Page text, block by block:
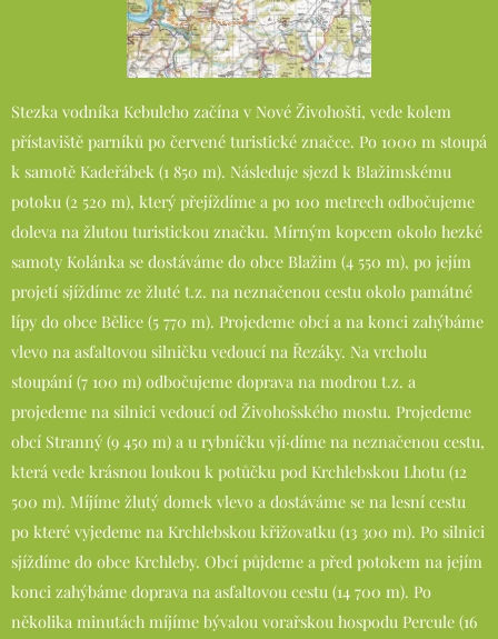
Stezka vodníka Kebuleho začína v Nové Živohošti, vede kolem
přístaviště parníků po červené turistické značce. Po 1000 m stoupá
k samotě Kadeřábek (1 850 m). Následuje sjezd k Blažimskému
potoku (2 520 m), který přejíždíme a po 100 metrech odbočujeme
doleva na žlutou turistickou značku. Mírným kopcem okolo hezké
samoty Kolánka se dostáváme do obce Blažim (4 550 m), po jejím
projetí sjíždíme ze žluté t.z. na neznačenou cestu okolo památné
lípy do obce Bělice (5 770 m). Projedeme obcí a na konci zahýbáme
vlevo na asfaltovou silničku vedoucí na Řezáky. Na vrcholu
stoupání (7 100 m) odbočujeme doprava na modrou t.z. a
projedeme na silnici vedoucí od Živohošského mostu. Projedeme
obcí Stranný (9 450 m) a u rybníčku vjí·díme na neznačenou cestu,
která vede krásnou loukou k potůčku pod Krchlebskou Lhotu (12
500 m). Míjíme žlutý domek vlevo a dostáváme se na lesní cestu
po které vyjedeme na Krchlebskou křižovatku (13 300 m). Po silnici
sjíždíme do obce Krchleby. Obcí půjdeme a před potokem na jejím
konci zahýbáme doprava na asfaltovou cestu (14 700 m). Po
několika minutách míjíme bývalou vorařskou hospodu Percule (16